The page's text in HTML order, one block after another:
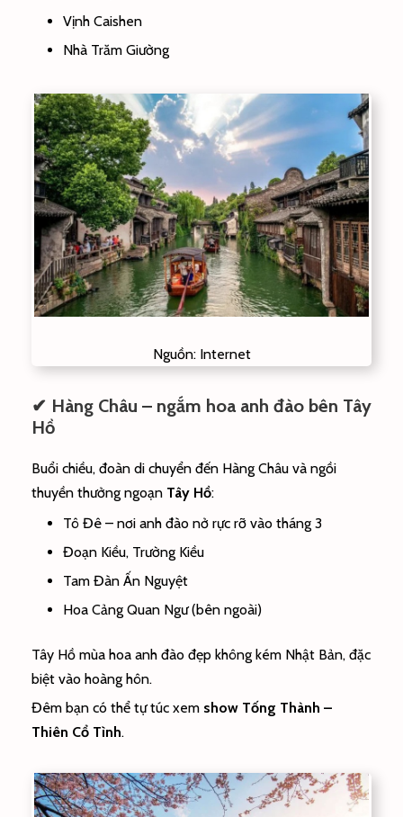
Vịnh Caishen
Nhà Trăm Giường
Nguồn: Internet
✔ Hàng Châu – ngắm hoa anh đào bên Tây
Hồ
Buổi chiều, đoàn di chuyển đến Hàng Châu và ngồi
thuyền thưởng ngoạn Tây Hồ:
Tô Đê – nơi anh đào nở rực rỡ vào tháng 3
Đoạn Kiều, Trường Kiều
Tam Đàn Ấn Nguyệt
Hoa Cảng Quan Ngư (bên ngoài)
Tây Hồ mùa hoa anh đào đẹp không kém Nhật Bản, đặc
biệt vào hoàng hôn.
Đêm bạn có thể tự túc xem show Tống Thành –
Thiên Cổ Tình.